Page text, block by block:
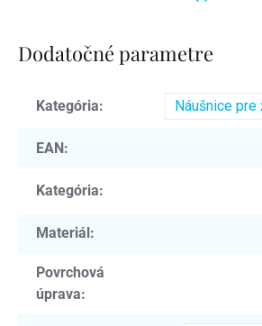
Dodatočné parametre
Kategória: Náušnice pre
EAN:
Kategória:
Materiál:
Povrchová
úprava: